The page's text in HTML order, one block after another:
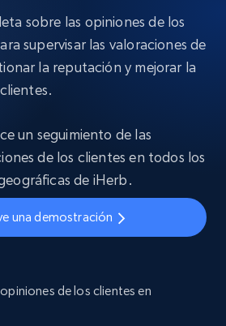
sobre las opiniones de los
supervisar las valoraciones de
la reputación y mejorar la
un seguimiento de las
de los clientes en todos los
de iHerb.
una demostración
de los clientes en